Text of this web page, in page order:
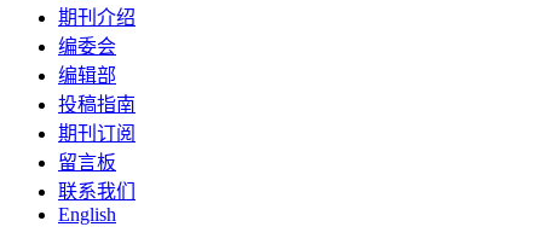
期刊介绍
编委会
编辑部
投稿指南
期刊订阅
留言板
联系我们
English